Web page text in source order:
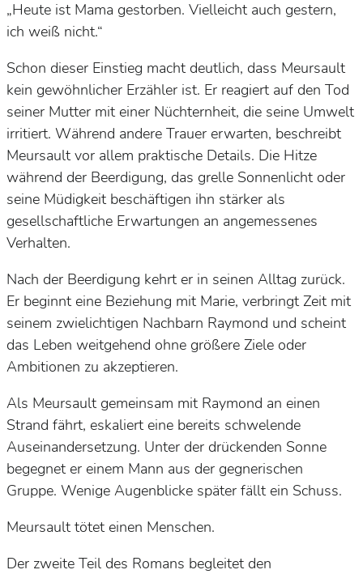
„Heute ist Mama gestorben. Vielleicht auch gestern,
ich weiß nicht.“
Schon dieser Einstieg macht deutlich, dass Meursault
kein gewöhnlicher Erzähler ist. Er reagiert auf den Tod
seiner Mutter mit einer Nüchternheit, die seine Umwelt
irritiert. Während andere Trauer erwarten, beschreibt
Meursault vor allem praktische Details. Die Hitze
während der Beerdigung, das grelle Sonnenlicht oder
seine Müdigkeit beschäftigen ihn stärker als
gesellschaftliche Erwartungen an angemessenes
Verhalten.
Nach der Beerdigung kehrt er in seinen Alltag zurück.
Er beginnt eine Beziehung mit Marie, verbringt Zeit mit
seinem zwielichtigen Nachbarn Raymond und scheint
das Leben weitgehend ohne größere Ziele oder
Ambitionen zu akzeptieren.
Als Meursault gemeinsam mit Raymond an einen
Strand fährt, eskaliert eine bereits schwelende
Auseinandersetzung. Unter der drückenden Sonne
begegnet er einem Mann aus der gegnerischen
Gruppe. Wenige Augenblicke später fällt ein Schuss.
Meursault tötet einen Menschen.
Der zweite Teil des Romans begleitet den